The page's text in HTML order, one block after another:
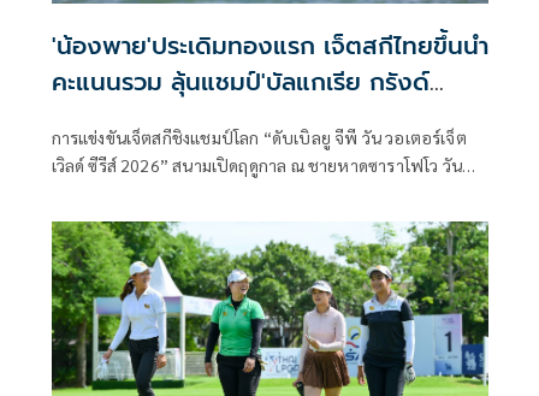
'น้องพาย'ประเดิมทองแรก เจ็ตสกีไทยขึ้นนำ
คะแนนรวม ลุ้นแชมป์'บัลแกเรีย กรังด์
การแข่งขันเจ็ตสกีชิงแชมป์โลก “ดับเบิลยู จีพี วัน วอเตอร์เจ็ต
เวิลด์ ซีรีส์ 2026” สนามเปิดฤดูกาล ณ ชายหาดซาราโฟโว วันที่
ประกาศศักดาบนเวทีโลกได้อย่างน่าประทับใจ“น้องพาย” ล้าง
ตาแชมป์ยุโรป คว้าแชมป์ประเดิม! :